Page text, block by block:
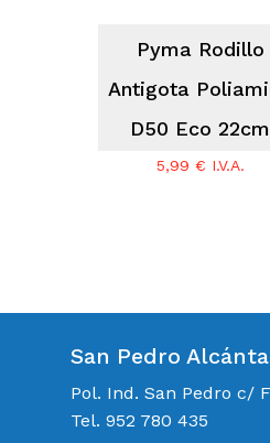
Pyma Rodillo
Antigota
D50 Eco 22cm
5,99 € I.V.A.
San Pedro
Pol. Ind. San Pedro c/
Tel. 952 780 435